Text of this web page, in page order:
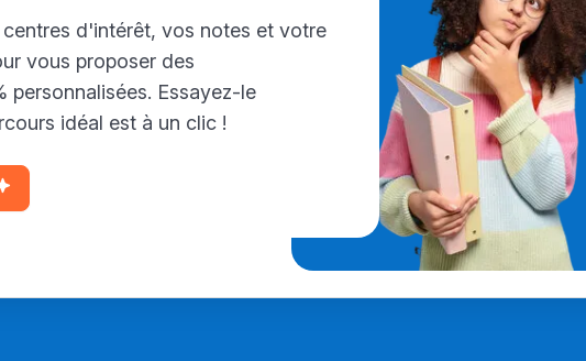
d'intérêt, vos notes et votre
vous proposer des
personnalisées. Essayez-le
idéal est à un clic !